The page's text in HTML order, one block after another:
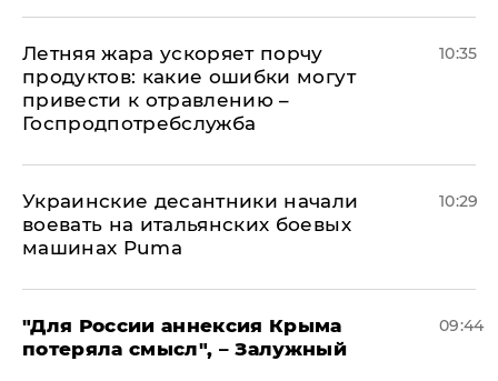
Летняя жара ускоряет порчу
продуктов: какие ошибки могут
привести к отравлению –
Госпродпотребслужба
10:35
Украинские десантники начали
воевать на итальянских боевых
машинах Puma
10:29
"Для России аннексия Крыма
потеряла смысл", – Залужный
09:44